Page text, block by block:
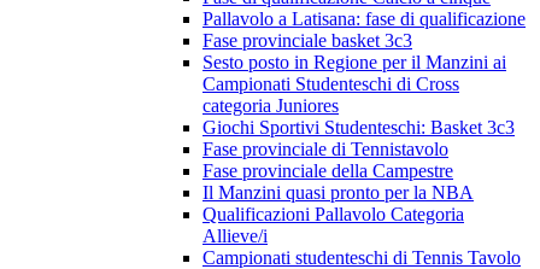
Pallavolo a Latisana: fase di qualificazione
Fase provinciale basket 3c3
Sesto posto in Regione per il Manzini ai
Campionati Studenteschi di Cross
categoria Juniores
Giochi Sportivi Studenteschi: Basket 3c3
Fase provinciale di Tennistavolo
Fase provinciale della Campestre
Il Manzini quasi pronto per la NBA
Qualificazioni Pallavolo Categoria
Allieve/i
Campionati studenteschi di Tennis Tavolo